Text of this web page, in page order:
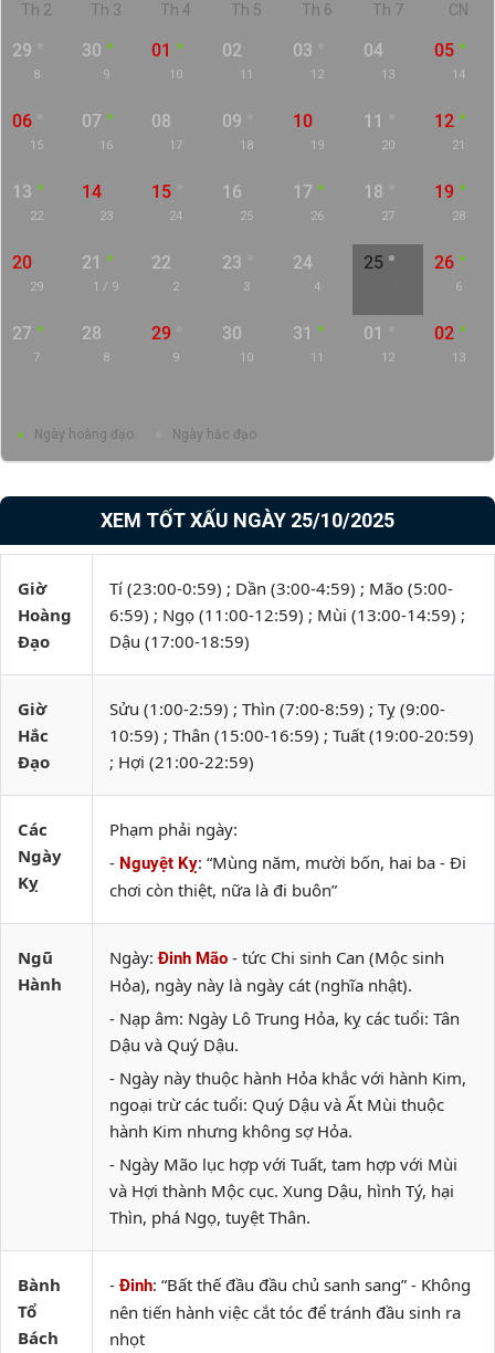
Th 2 Th 3 Th 4 Th 5 Th 6 Th 7 CN
29
8
30
9
01
10
02
11
03
12
04
13
05
14
06
15
07
16
08
17
09
18
10
19
11
20
12
21
13
22
14
23
15
24
16
25
17
26
18
27
19
28
20
29
21
1 / 9
22
2
23
3
24
4
25 26
6
27
7
28
8
29
9
30
10
31
11
01
12
02
13
Ngày hoàng đạo Ngày hắc đạo
XEM TỐT XẤU NGÀY 25/10/2025
Giờ
Hoàng
Đạo
Tí (23:00-0:59) ; Dần (3:00-4:59) ; Mão (5:00-
6:59) ; Ngọ (11:00-12:59) ; Mùi (13:00-14:59) ;
Dậu (17:00-18:59)
Giờ
Hắc
Đạo
Sửu (1:00-2:59) ; Thìn (7:00-8:59) ; Tỵ (9:00-
10:59) ; Thân (15:00-16:59) ; Tuất (19:00-20:59)
; Hợi (21:00-22:59)
Các
Ngày
Kỵ
Phạm phải ngày:
- Nguyệt Kỵ: “Mùng năm, mười bốn, hai ba - Đi
chơi còn thiệt, nữa là đi buôn”
Ngũ
Hành
Ngày:Đinh Mão - tức Chi sinh Can (Mộc sinh
Hỏa), ngày này là ngày cát (nghĩa nhật).
- Nạp âm: Ngày Lô Trung Hỏa, kỵ các tuổi: Tân
Dậu và Quý Dậu.
- Ngày này thuộc hành Hỏa khắc với hành Kim,
ngoại trừ các tuổi: Quý Dậu và Ất Mùi thuộc
hành Kim nhưng không sợ Hỏa.
- Ngày Mão lục hợp với Tuất, tam hợp với Mùi
và Hợi thành Mộc cục. Xung Dậu, hình Tý, hại
Thìn, phá Ngọ, tuyệt Thân.
Bành
Tổ
Bách
-Đinh: “Bất thế đầu đầu chủ sanh sang” - Không
nên tiến hành việc cắt tóc để tránh đầu sinh ra
nhọt